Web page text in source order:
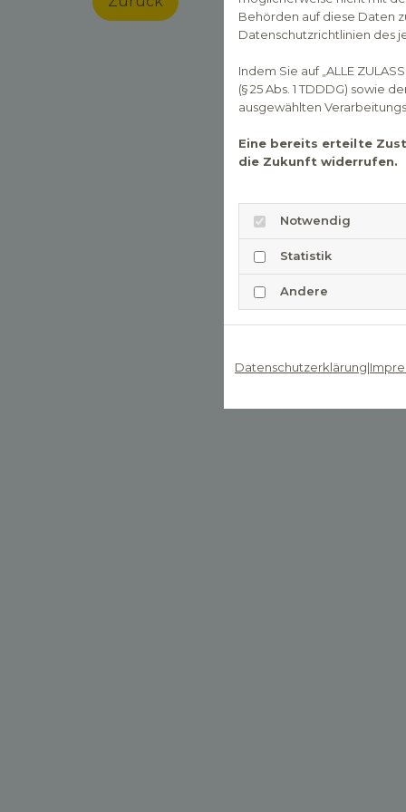
Behörden auf diese Daten
Datenschutzrichtlinien des
Indem Sie auf „ALLE
(§ 25 Abs. 1 TDDDG)
ausgewählten
Eine bereits erteilte
die Zukunft widerrufen.
Notwendig
Statistik
Andere
Datenschutzerklärung|